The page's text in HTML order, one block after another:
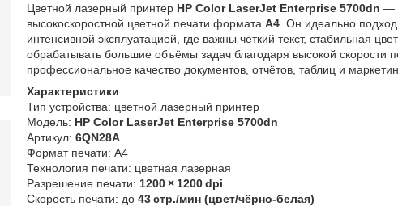
Цветной лазерный принтер HP Color LaserJet Enterprise 5700dn —
высокоскоростной цветной печати формата A4 . Он идеально
интенсивной эксплуатацией, где важны четкий текст, стабильная
обрабатывать большие объёмы задач благодаря высокой
профессиональное качество документов, отчётов, таблиц и
Характеристики
Тип устройства: цветной лазерный принтер
Модель: HP Color LaserJet Enterprise 5700dn
Артикул: 6QN28A
Формат печати: A4
Технология печати: цветная лазерная
Разрешение печати: 1200 × 1200 dpi
Скорость печати: до 43 стр./мин (цвет/чёрно‑белая)